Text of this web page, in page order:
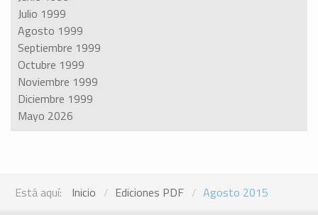
Julio 1999
Agosto 1999
Septiembre 1999
Octubre 1999
Noviembre 1999
Diciembre 1999
Mayo 2026
Está aquí: Inicio Ediciones PDF Agosto 2015